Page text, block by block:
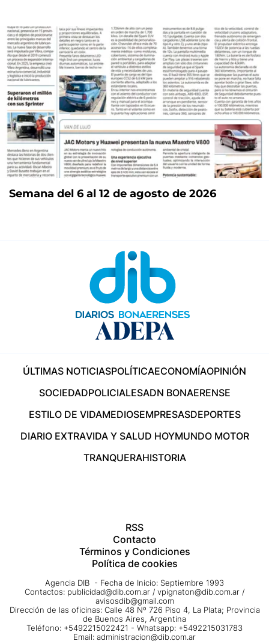
Semana del 6 al 12 de agosto de 2026
ÚLTIMAS NOTICIASPOLÍTICAECONOMÍAOPINIÓN
SOCIEDADPOLICIALESADN BONAERENSE
ESTILO DE VIDAMEDIOSEMPRESASDEPORTES
DIARIO EXTRAVIDA Y SALUD HOYMUNDO MOTOR
TRANQUERAHISTORIA
RSS
Contacto
Términos y Condiciones
Política de cookies
Agencia DIB - Fecha de Inicio: Septiembre 1993
Contactos: publicidad@dib.com.ar / vpignaton@dib.com.ar /
avisosdib@gmail.com
Dirección de las oficinas: Calle 48 Nº 726 Piso 4, La Plata; Provincia
de Buenos Aires, Argentina
Teléfono: +5492215022421 - Whatsapp: +5492215031783
Email: administracion@dib.com.ar